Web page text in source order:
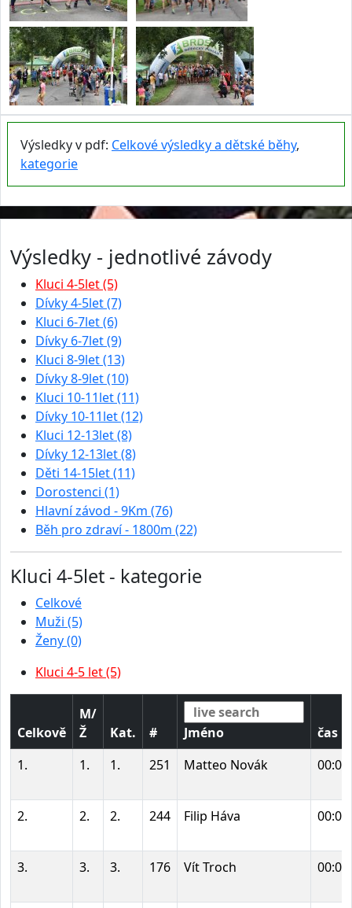
Výsledky v pdf: Celkové výsledky a dětské běhy,
kategorie
Výsledky - jednotlivé závody
Kluci 4-5let (5)
Dívky 4-5let (7)
Kluci 6-7let (6)
Dívky 6-7let (9)
Kluci 8-9let (13)
Dívky 8-9let (10)
Kluci 10-11let (11)
Dívky 10-11let (12)
Kluci 12-13let (8)
Dívky 12-13let (8)
Děti 14-15let (11)
Dorostenci (1)
Hlavní závod - 9Km (76)
Běh pro zdraví - 1800m (22)
Kluci 4-5let - kategorie
Celkové
Muži (5)
Ženy (0)
Kluci 4-5 let (5)
Celkově
M/
Ž
Kat. # Jméno
čas
1.
1. 1. 251 Matteo Novák
2. 2. 2. 244 Filip Háva
3. 3. 3. 176 Vít Troch